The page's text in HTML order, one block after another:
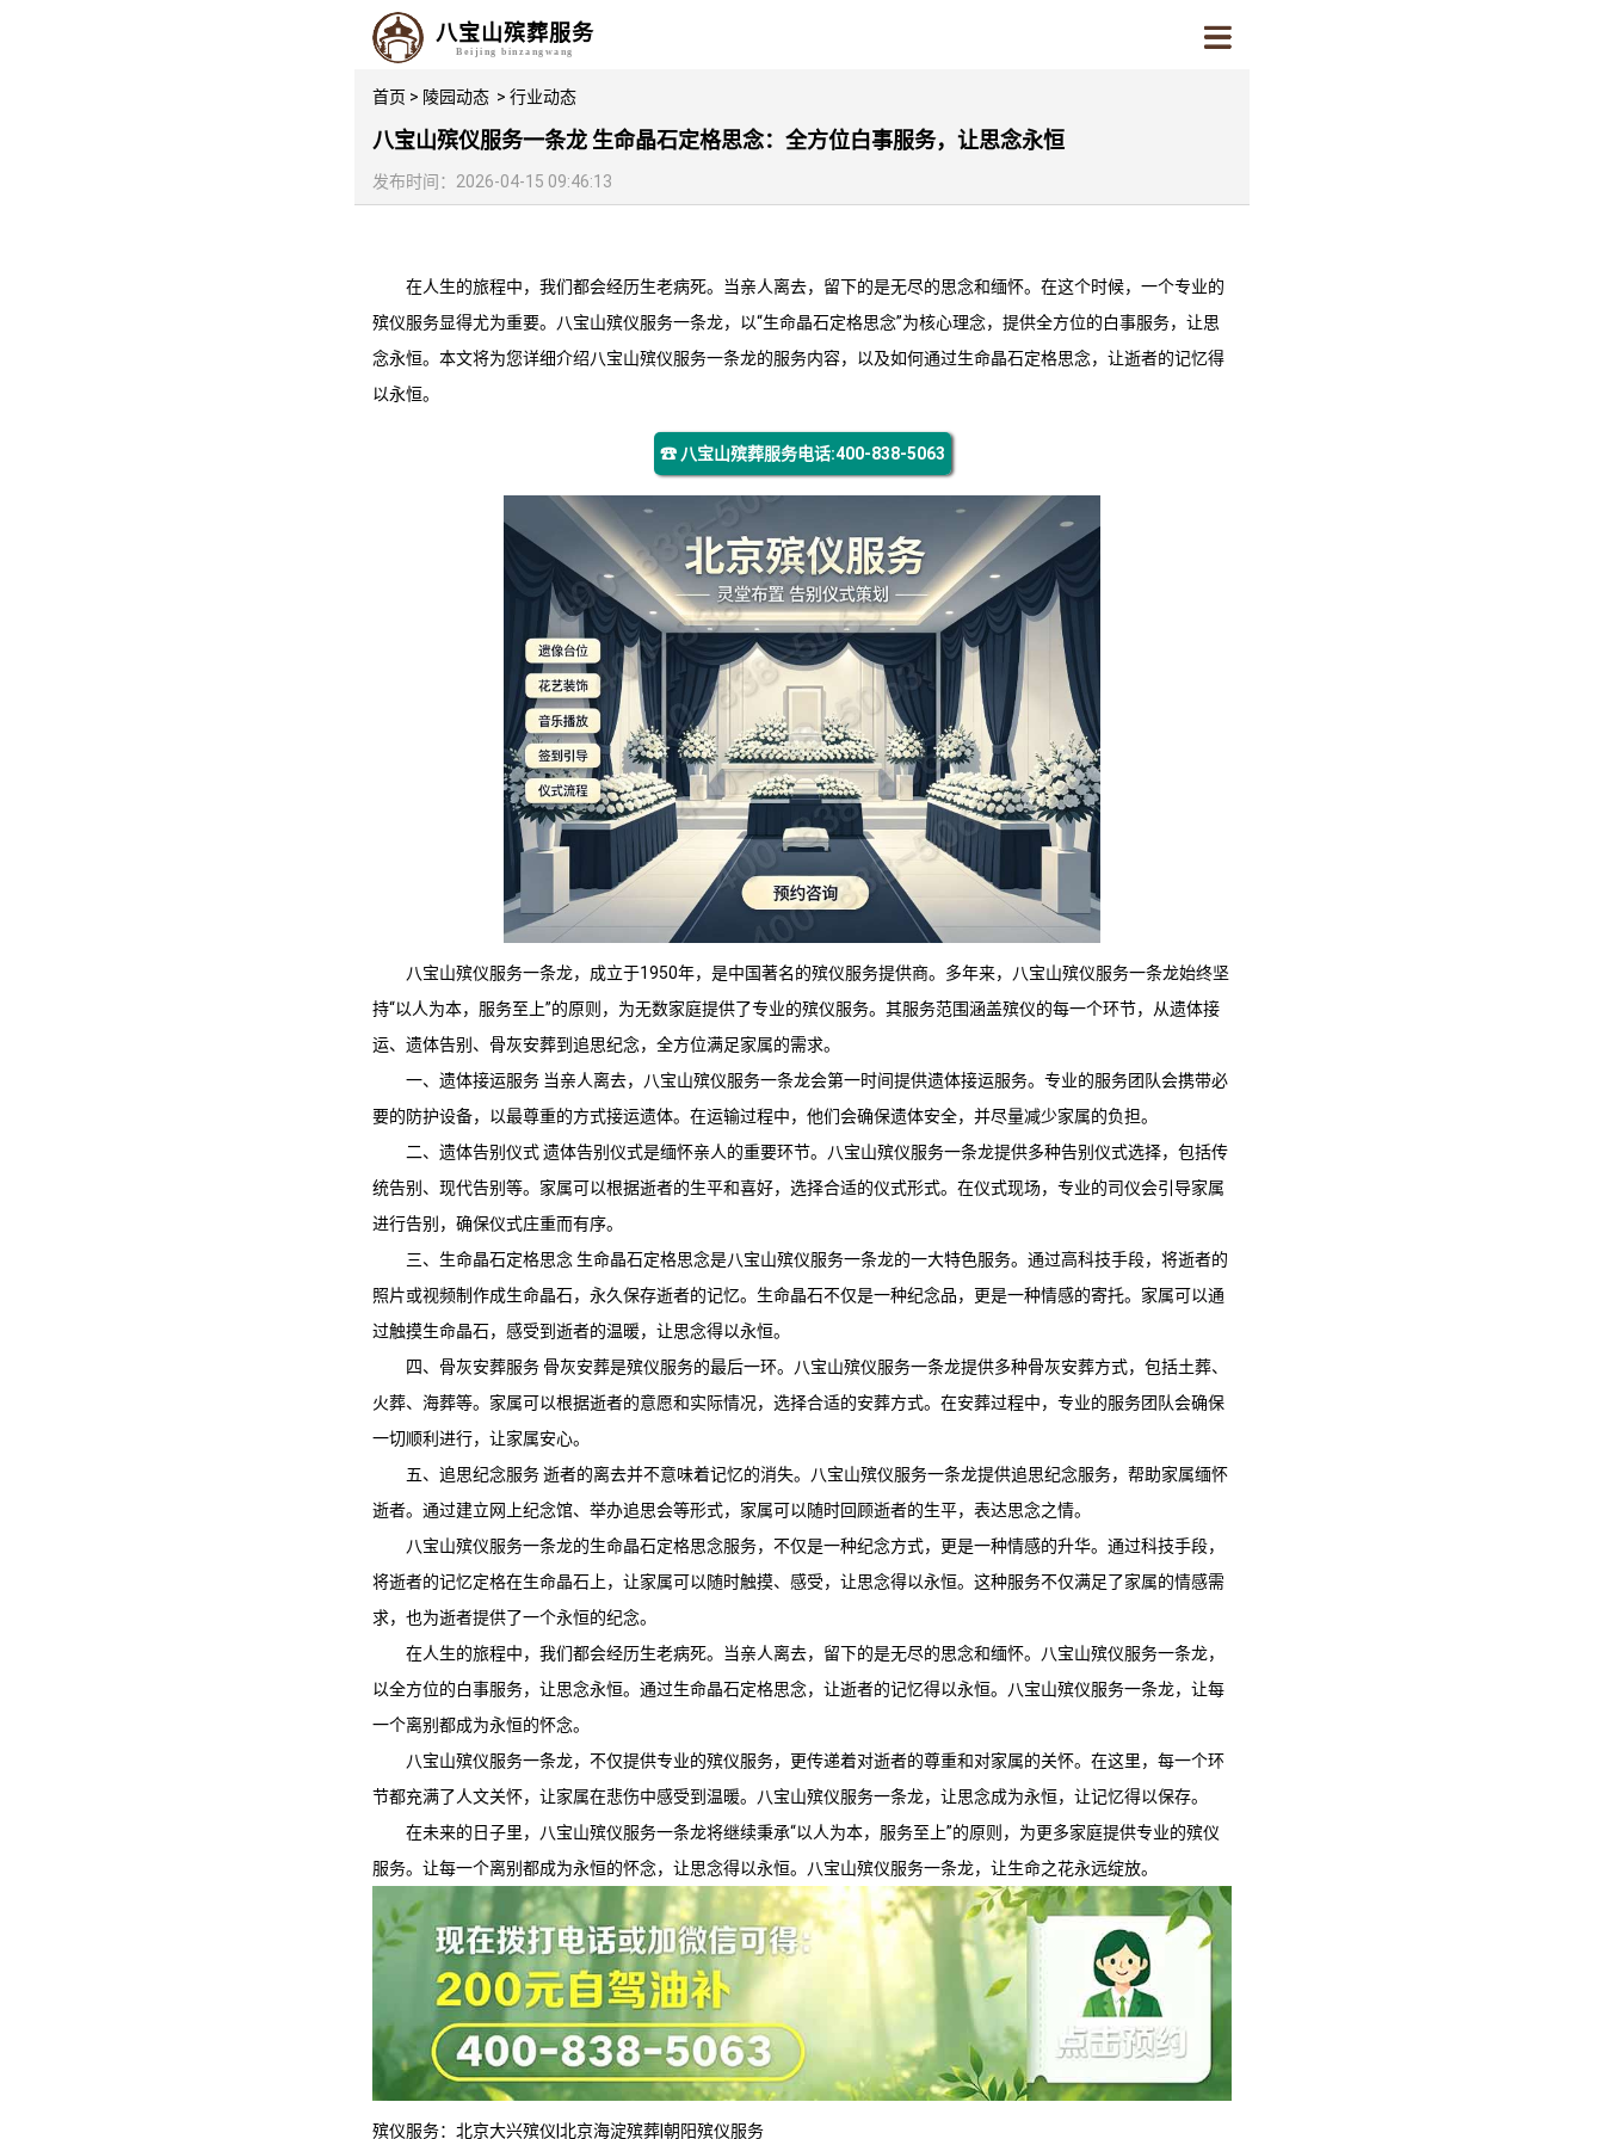
八宝山殡葬服务
Beijing binzangwang
首页 > 陵园动态 > 行业动态
八宝山殡仪服务一条龙 生命晶石定格思念：全方位白事服务，让思念永恒
发布时间：2026-04-15 09:46:13
在人生的旅程中，我们都会经历生老病死。当亲人离去，留下的是无尽的思念和缅怀。在这个时候，一个专业的
殡仪服务显得尤为重要。
八宝山殡仪服务一条龙，以“生命晶石定格思念”为核心理念，提供全方位的白事服务，让思
念永恒。本文将为您详细介绍八宝山殡仪服务一条龙的服务内容，以及如何通过生命晶石定格思念，让逝者的记忆得
以永恒。
☎ 八宝山殡葬服务电话:400-838-5063
八宝山殡仪服务一条龙，成立于1950年，是中国著名的殡仪服务提供商。多年来， 八宝山殡仪服务一条龙始终坚
持“以人为本，服务至上”的原则，为无数家庭提供了专业的殡仪服务。其服务范围涵盖殡仪的每一个环节，从遗体接
运、遗体告别、骨灰安葬到追思纪念，全方位满足家属的需求。
一、遗体接运服务 当亲人离去，
八宝山殡仪服务一条龙会第一时间提供遗体接运服务。专业的服务团队会携带必
要的防护设备，以最尊重的方式接运遗体。在运输过程中，他们会确保遗体安全，并尽量减少家属的负担。
二、遗体告别仪式 遗体告别仪式是缅怀亲人的重要环节。
八宝山殡仪服务一条龙提供多种告别仪式选择，包括传
统告别、现代告别等。家属可以根据逝者的生平和喜好，选择合适的仪式形式。在仪式现场，专业的司仪会引导家属
进行告别，确保仪式庄重而有序。
三、生命晶石定格思念 生命晶石定格思念是八宝山殡仪服务一条龙的一大特色服务。通过高科技手段，将逝者的
照片或视频制作成生命晶石，永久保存逝者的记忆。生命晶石不仅是一种纪念品，更是一种情感的寄托。家属可以通
过触摸生命晶石，感受到逝者的温暖，让思念得以永恒。
四、骨灰安葬服务 骨灰安葬是殡仪服务的最后一环。
八宝山殡仪服务一条龙提供多种骨灰安葬方式，包括土葬、
火葬、海葬等。家属可以根据逝者的意愿和实际情况，选择合适的安葬方式。在安葬过程中，专业的服务团队会确保
一切顺利进行，让家属安心。
五、追思纪念服务 逝者的离去并不意味着记忆的消失。
八宝山殡仪服务一条龙提供追思纪念服务，帮助家属缅怀
逝者。通过建立网上纪念馆、举办追思会等形式，家属可以随时回顾逝者的生平，表达思念之情。
八宝山殡仪服务一条龙的生命晶石定格思念服务，不仅是一种纪念方式，更是一种情感的升华。通过科技手段，
将逝者的记忆定格在生命晶石上，让家属可以随时触摸、感受，让思念得以永恒。这种服务不仅满足了家属的情感需
求，也为逝者提供了一个永恒的纪念。
在人生的旅程中，我们都会经历生老病死。当亲人离去，留下的是无尽的思念和缅怀。
八宝山殡仪服务一条龙，
以全方位的白事服务，让思念永恒。通过生命晶石定格思念，让逝者的记忆得以永恒。
八宝山殡仪服务一条龙，让每
一个离别都成为永恒的怀念。
八宝山殡仪服务一条龙，不仅提供专业的殡仪服务，更传递着对逝者的尊重和对家属的关怀。在这里，每一个环
节都充满了人文关怀，让家属在悲伤中感受到温暖。
八宝山殡仪服务一条龙，让思念成为永恒，让记忆得以保存。
在未来的日子里，
八宝山殡仪服务一条龙将继续秉承“以人为本，服务至上”的原则，为更多家庭提供专业的殡仪
服务。让每一个离别都成为永恒的怀念，让思念得以永恒。
八宝山殡仪服务一条龙，让生命之花永远绽放。
殡仪服务： 北京大兴殡仪 北京海淀殡葬朝阳殡仪服务